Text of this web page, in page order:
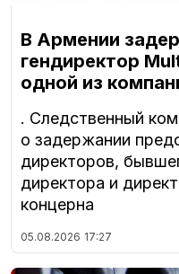
В Армении
гендиректор
одной из
. Следственный
о задержании
директоров,
директора и
концерна
05.08.2026 17:27